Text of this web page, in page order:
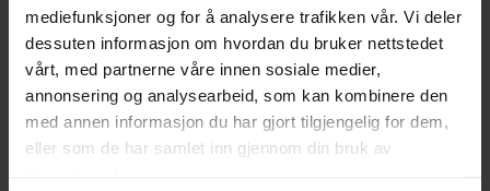
mediefunksjoner og for å analysere trafikken vår. Vi deler
dessuten informasjon om hvordan du bruker nettstedet
vårt, med partnerne våre innen sosiale medier,
annonsering og analysearbeid, som kan kombinere den
med annen informasjon du har gjort tilgjengelig for dem,
eller som de har samlet inn gjennom din bruk av